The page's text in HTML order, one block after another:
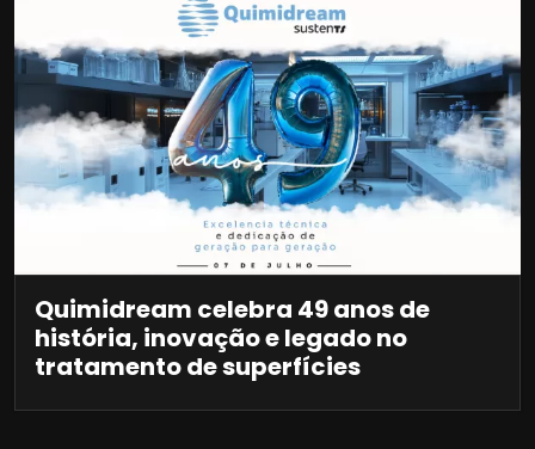
Quimidream celebra 49 anos de
história, inovação e legado no
tratamento de superfícies